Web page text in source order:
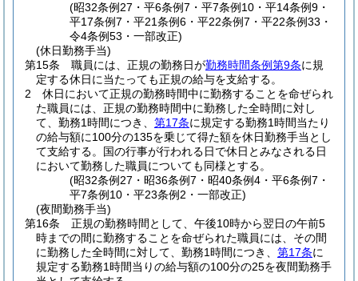
(昭32条例27・平6条例7・平7条例10・平14条例9・
平17条例7・平21条例6・平22条例7・平22条例33・
令4条例53・一部改正)
(休日勤務手当)
第15条
職員には、正規の勤務日が勤務時間条例第9条に規
定する休日に当たっても正規の給与を支給する。
2
休日において正規の勤務時間中に勤務することを命ぜられ
た職員には、正規の勤務時間中に勤務した全時間に対し
て、勤務1時間につき、 第17条に規定する勤務1時間当たり
の給与額に100分の135を乗じて得た額を休日勤務手当とし
て支給する。 国の行事が行われる日で休日とみなされる日
において勤務した職員についても同様とする。
(昭32条例27・昭36条例7・昭40条例4・平6条例7・
平7条例10・平23条例2・一部改正)
(夜間勤務手当)
第16条
正規の勤務時間として、午後10時から翌日の午前5
時までの間に勤務することを命ぜられた職員には、その間
に勤務した全時間に対して、勤務1時間につき、 第17条に
規定する勤務1時間当りの給与額の100分の25を夜間勤務手